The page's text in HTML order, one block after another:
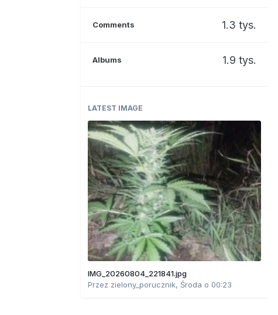
Comments 1.3 tys.
Albums 1.9 tys.
LATEST IMAGE
IMG_20260804_221841.jpg
Przez zielony_porucznik, Środa o 00:23